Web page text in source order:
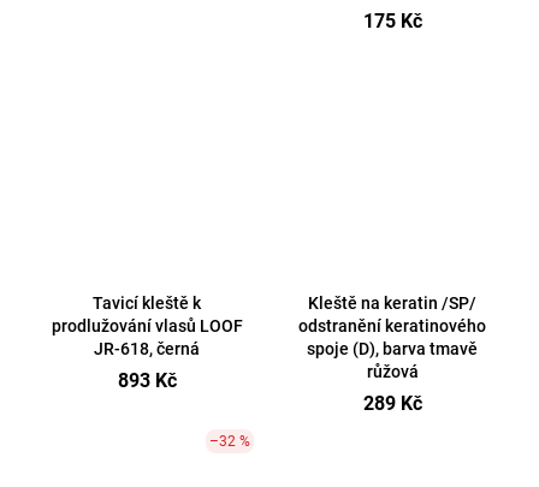
175 Kč
Tavicí kleště k
prodlužování vlasů LOOF
JR-618, černá
893 Kč
Kleště na keratin /SP/
odstranění keratinového
spoje (D), barva tmavě
růžová
289 Kč
–32 %